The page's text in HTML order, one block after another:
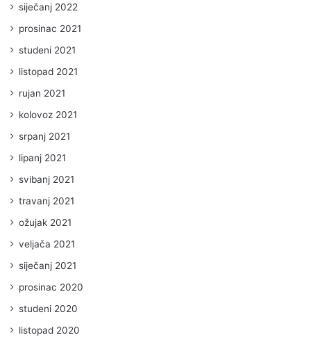
siječanj 2022
prosinac 2021
studeni 2021
listopad 2021
rujan 2021
kolovoz 2021
srpanj 2021
lipanj 2021
svibanj 2021
travanj 2021
ožujak 2021
veljača 2021
siječanj 2021
prosinac 2020
studeni 2020
listopad 2020